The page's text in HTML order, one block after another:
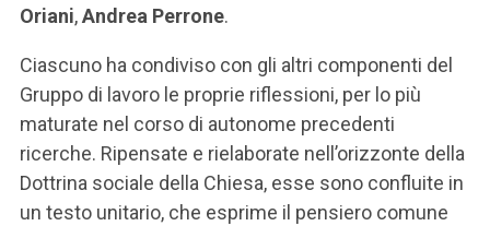
Oriani,Andrea Perrone.
Ciascuno ha condiviso con gli altri componenti del
Gruppo di lavoro le proprie riflessioni, per lo più
maturate nel corso di autonome precedenti
ricerche. Ripensate e rielaborate nell’orizzonte della
Dottrina sociale della Chiesa, esse sono confluite in
un testo unitario, che esprime il pensiero comune